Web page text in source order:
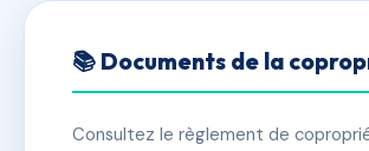
SDC 26 QUAI
BERNARD
📍 26 QUAI CLAUDE BERNARD 69007
📚 Documents de la
Consultez le règlement de